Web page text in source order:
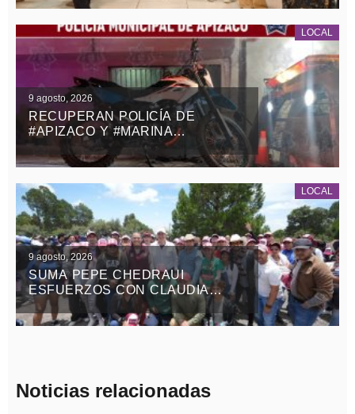
ESTADOS UNIDOS
LOCAL
9 agosto, 2026
RECUPERAN POLICÍA DE
#APIZACO Y #MARINA
MOTOCICLETA ROBADA CON
VIOLENCIA EN EL ESTADO DE
LOCAL
9 agosto, 2026
SUMA PEPE CHEDRAUI
ESFUERZOS CON CLAUDIA
SHEINBAUM Y ALEJANDRO
ARMENTA EN LA JORNADA
Noticias relacionadas